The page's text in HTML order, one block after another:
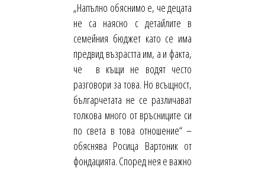
„Напълно обяснимо е, че децата
не са наясно с детайлите в
семейния бюджет като се има
предвид възрастта им, а и факта,
че в къщи не водят често
разговори за това. Но всъщност,
българчетата не се различават
толкова много от връсниците си
по света в това отношение“ –
обяснява Росица Вартоник от
фондацията. Според нея е важно